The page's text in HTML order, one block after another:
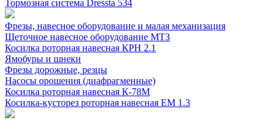
Тормозная система Dressta 534
Фрезы, навесное оборудование и малая механизация
Щеточное навесное оборудование МТЗ
Косилка роторная навесная КРН 2.1
Ямобуры и шнеки
Фрезы дорожные, резцы
Насосы орошения (диафрагменные)
Косилка роторная навесная К-78М
Косилка-кусторез роторная навесная ЕМ 1.3